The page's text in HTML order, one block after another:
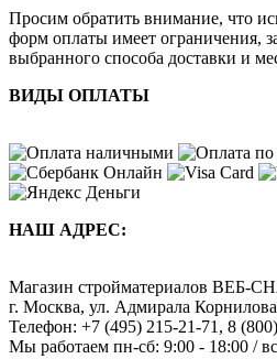
Просим обратить внимание, что
форм оплаты имеет ограничения,
выбранного способа доставки и
ВИДЫ ОПЛАТЫ
НАШ АДРЕС:
Магазин стройматериалов ВЕБ-
г. Москва, ул. Адмирала
Телефон: +7 (495) 215-21-71 , 8
Мы работаем пн-сб: 9:00 - 18:00 /